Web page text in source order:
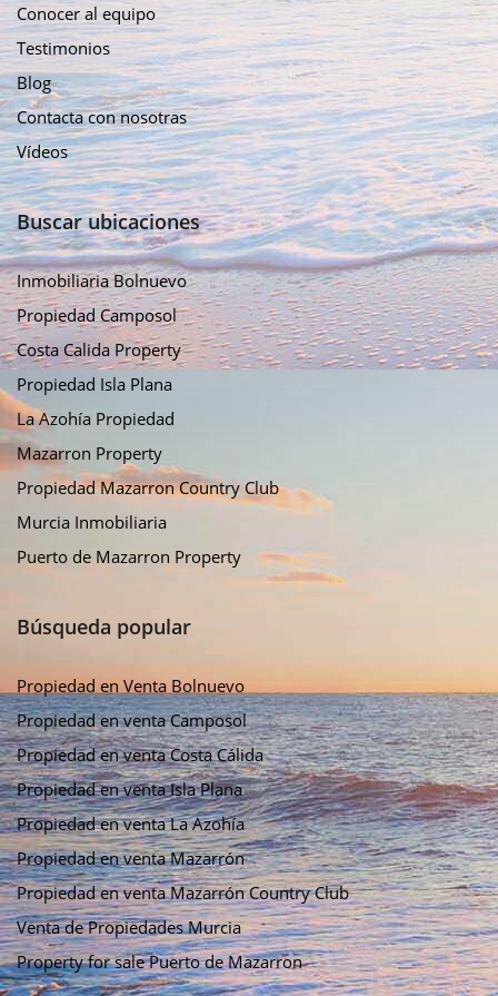
Conocer al equipo
Testimonios
Blog
Contacta con nosotras
Vídeos
Buscar ubicaciones
Inmobiliaria Bolnuevo
Propiedad Camposol
Costa Calida Property
Propiedad Isla Plana
La Azohía Propiedad
Mazarron Property
Propiedad Mazarron Country Club
Murcia Inmobiliaria
Puerto de Mazarron Property
Búsqueda popular
Propiedad en Venta Bolnuevo
Propiedad en venta Camposol
Propiedad en venta Costa Cálida
Propiedad en venta Isla Plana
Propiedad en venta La Azohía
Propiedad en venta Mazarrón
Propiedad en venta Mazarrón Country Club
Venta de Propiedades Murcia
Property for sale Puerto de Mazarron